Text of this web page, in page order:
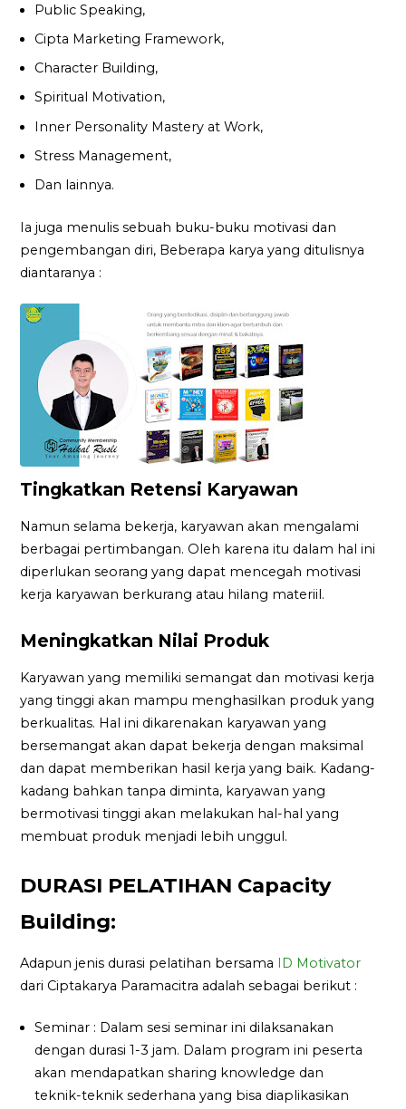
Public Speaking,
Cipta Marketing Framework,
Character Building,
Spiritual Motivation,
Inner Personality Mastery at Work,
Stress Management,
Dan lainnya.
Ia juga menulis sebuah buku-buku motivasi dan
pengembangan diri, Beberapa karya yang ditulisnya
diantaranya :
Tingkatkan Retensi Karyawan
Namun selama bekerja, karyawan akan mengalami
berbagai pertimbangan. Oleh karena itu dalam hal ini
diperlukan seorang yang dapat mencegah motivasi
kerja karyawan berkurang atau hilang materiil.
Meningkatkan Nilai Produk
Karyawan yang memiliki semangat dan motivasi kerja
yang tinggi akan mampu menghasilkan produk yang
berkualitas. Hal ini dikarenakan karyawan yang
bersemangat akan dapat bekerja dengan maksimal
dan dapat memberikan hasil kerja yang baik. Kadang-
kadang bahkan tanpa diminta, karyawan yang
bermotivasi tinggi akan melakukan hal-hal yang
membuat produk menjadi lebih unggul.
DURASI PELATIHAN Capacity
Building:
Adapun jenis durasi pelatihan bersama ID Motivator
dari Ciptakarya Paramacitra adalah sebagai berikut :
Seminar : Dalam sesi seminar ini dilaksanakan
dengan durasi 1-3 jam. Dalam program ini peserta
akan mendapatkan sharing knowledge dan
teknik-teknik sederhana yang bisa diaplikasikan